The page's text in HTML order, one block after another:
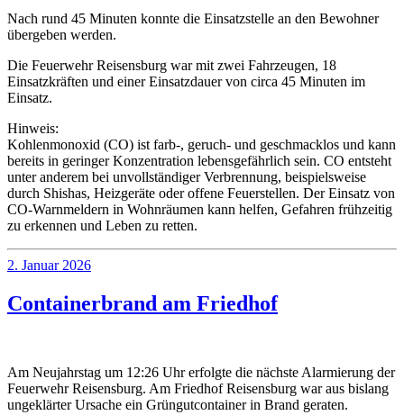
Nach rund 45 Minuten konnte die Einsatzstelle an den Bewohner
übergeben werden.
Die Feuerwehr Reisensburg war mit zwei Fahrzeugen, 18
Einsatzkräften und einer Einsatzdauer von circa 45 Minuten im
Einsatz.
Hinweis:
Kohlenmonoxid (CO) ist farb-, geruch- und geschmacklos und kann
bereits in geringer Konzentration lebensgefährlich sein. CO entsteht
unter anderem bei unvollständiger Verbrennung, beispielsweise
durch Shishas, Heizgeräte oder offene Feuerstellen. Der Einsatz von
CO-Warnmeldern in Wohnräumen kann helfen, Gefahren frühzeitig
zu erkennen und Leben zu retten.
Veröffentlicht
2. Januar 2026
Containerbrand am Friedhof
Am Neujahrstag um 12:26 Uhr erfolgte die nächste Alarmierung der
Feuerwehr Reisensburg. Am Friedhof Reisensburg war aus bislang
ungeklärter Ursache ein Grüngutcontainer in Brand geraten.